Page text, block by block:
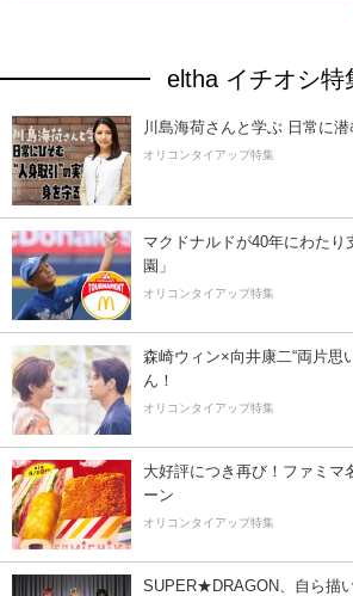
eltha イチオシ特
川島海荷さんと学ぶ 日常に潜
オリコンタイアップ特集
マクドナルドが40年にわたり
園」
オリコンタイアップ特集
森崎ウィン×向井康二“両片思
ん！
オリコンタイアップ特集
大好評につき再び！ファミマ
ーン
オリコンタイアップ特集
SUPER★DRAGON、自ら描